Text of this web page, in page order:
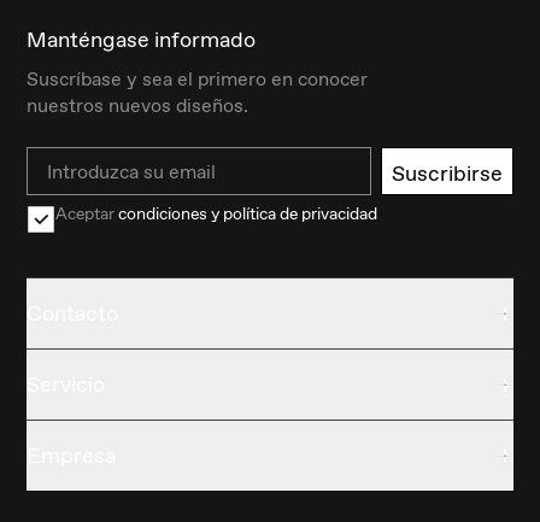
Manténgase informado
Suscríbase y sea el primero en conocer
nuestros nuevos diseños.
Email Suscribirse
Aceptarcondiciones y política de privacidad